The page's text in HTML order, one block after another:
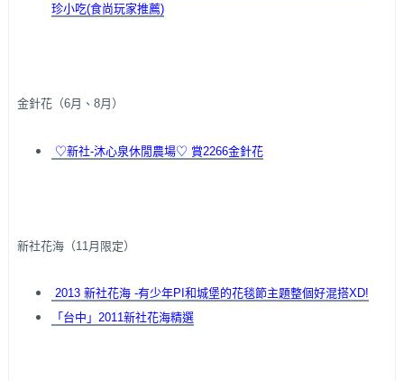
珍小吃(食尚玩家推薦)
金針花（6月、8月）
♡新社-沐心泉休閒農場♡ 賞2266金針花
新社花海（11月限定）
2013 新社花海 -有少年PI和城堡的花毯節主題整個好混搭XD!
「台中」2011新社花海精選